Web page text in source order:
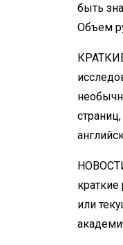
быть
Объем
или